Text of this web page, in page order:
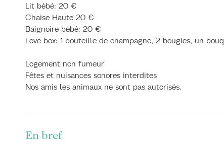
Lit bébé: 20 €
Chaise Haute 20 €
Baignoire bébé: 20 €
Love box: 1 bouteille de champagne, 2 bougies, un
Logement non fumeur
Fêtes et nuisances sonores interdites
Nos amis les animaux ne sont pas autorisés.
En bref